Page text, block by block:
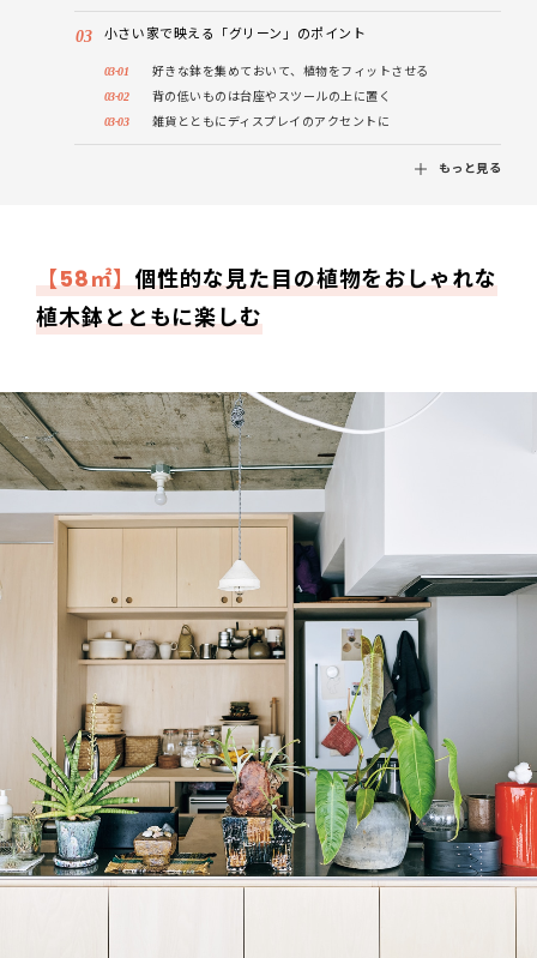
小さい家で映える「グリーン」のポイント
好きな鉢を集めておいて、植物をフィットさせる
背の低いものは台座やスツールの上に置く
雑貨とともにディスプレイのアクセントに
もっと見る
【58㎡】個性的な見た目の植物をおしゃれな
植木鉢とともに楽しむ